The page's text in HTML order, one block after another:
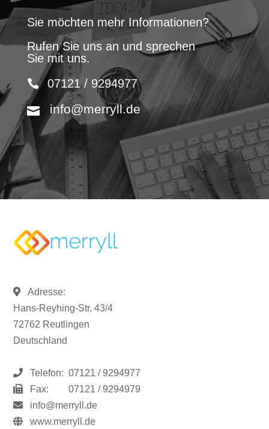
Sie möchten mehr Informationen?
Rufen Sie uns an und sprechen
Sie mit uns.
07121 / 9294977
info@merryll.de
Adresse:
Hans-Reyhing-Str. 43/4
72762 Reutlingen
Deutschland
Telefon: 07121 / 9294977
Fax:
07121 / 9294979
info@merryll.de
www.merryll.de